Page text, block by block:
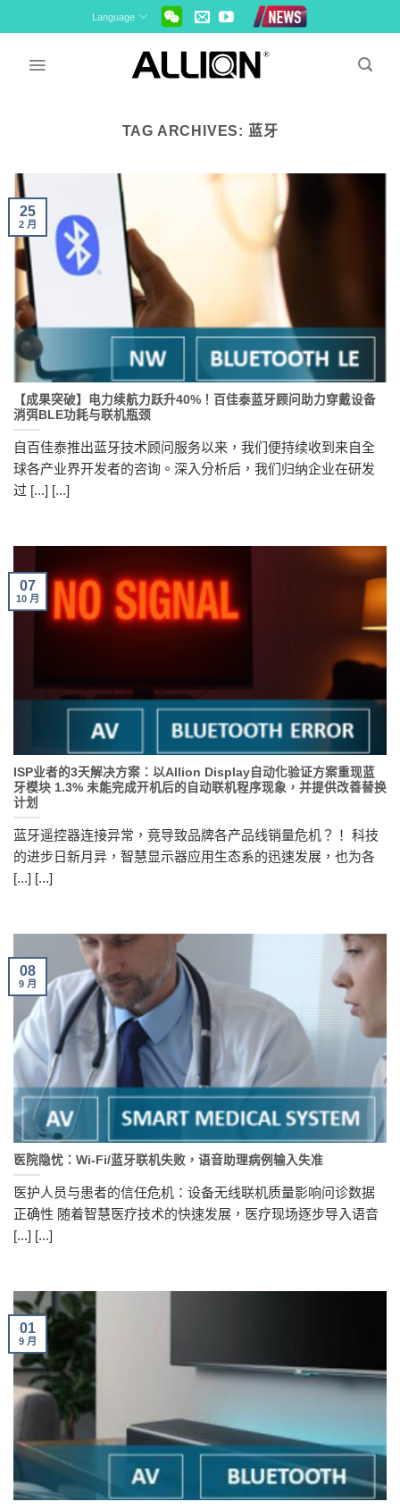
to
Language
TAG ARCHIVES: 蓝牙
【成果突破】电力续航力跃升40%！百佳泰蓝牙顾问助力穿戴设备
消弭BLE功耗与联机瓶颈
自百佳泰推出蓝牙技术顾问服务以来，我们便持续收到来自全
球各产业界开发者的咨询。深入分析后，我们归纳企业在研发
过 [...] [...]
25
2 月
ISP业者的3天解决方案：以Allion Display自动化验证方案重现蓝
牙模块 1.3% 未能完成开机后的自动联机程序现象，并提供改善替换
计划
蓝牙遥控器连接异常，竟导致品牌各产品线销量危机？！ 科技
的进步日新月异，智慧显示器应用生态系的迅速发展，也为各
[...] [...]
07
10 月
医院隐忧：Wi-Fi/蓝牙联机失败，语音助理病例输入失准
医护人员与患者的信任危机：设备无线联机质量影响问诊数据
正确性 随着智慧医疗技术的快速发展，医疗现场逐步导入语音
[...] [...]
08
9 月
01
9 月